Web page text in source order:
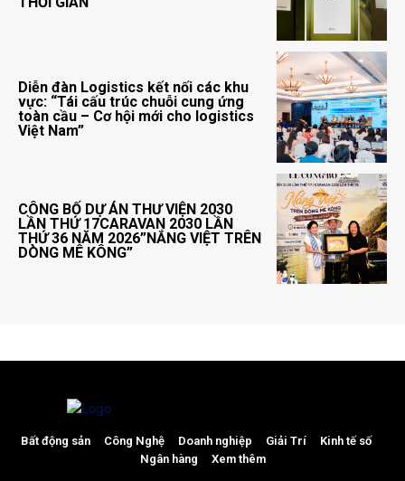
Diễn đàn Logistics kết nối các khu
vực: “Tái cấu trúc chuỗi cung ứng
toàn cầu – Cơ hội mới cho logistics
Việt Nam”
CÔNG BỐ DỰ ÁN THƯ VIỆN 2030
LẦN THỨ 17CARAVAN 2030 LẦN
THỨ 36 NĂM 2026”NẮNG VIỆT TRÊN
DÒNG MÊ KÔNG”
Bất động sản Công Nghệ Doanh nghiệp Giải Trí
Kinh tế số
Ngân hàng
Xem thêm